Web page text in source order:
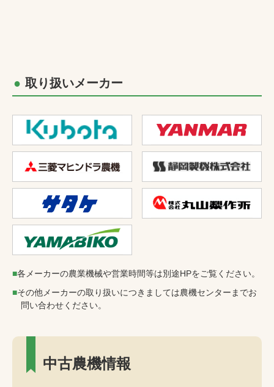
取り扱いメーカー
各メーカーの農業機械や営業時間等は別途HPをご覧ください。
その他メーカーの取り扱いにつきましては農機センターまでお
問い合わせください。
中古農機情報